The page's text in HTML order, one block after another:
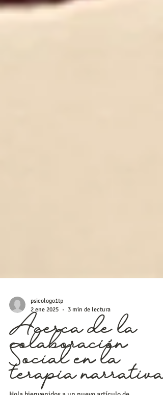
psicologo1tp
2 ene 2025
3 min de lectura
Acerca de la